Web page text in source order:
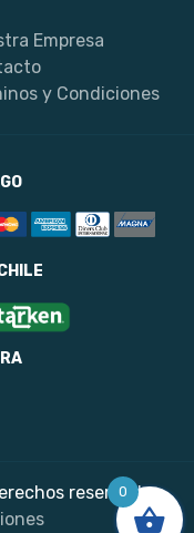
Empresa
y Condiciones
reservados
0